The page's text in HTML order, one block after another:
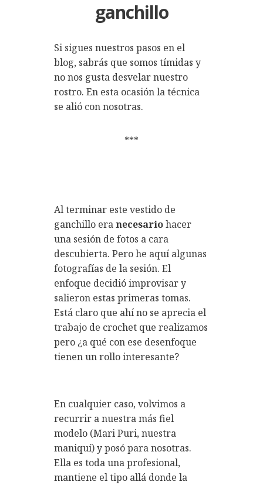
ganchillo
Si sigues nuestros pasos en el
blog, sabrás que somos tímidas y
no nos gusta desvelar nuestro
rostro. En esta ocasión la técnica
se alió con nosotras.
***
Al terminar este vestido de
ganchillo eranecesariohacer
una sesión de fotos a cara
descubierta. Pero he aquí algunas
fotografías de la sesión. El
enfoque decidió improvisar y
salieron estas primeras tomas.
Está claro que ahí no se aprecia el
trabajo de crochet que realizamos
pero ¿a qué con ese desenfoque
tienen un rollo interesante?
En cualquier caso, volvimos a
recurrir a nuestra más fiel
modelo (Mari Puri, nuestra
maniquí) y posó para nosotras.
Ella es toda una profesional,
mantiene el tipo allá donde la